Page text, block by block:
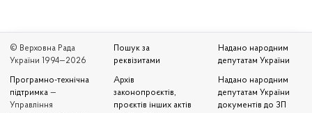
© Верховна Рада
України 1994—2026
Програмно-технічна
підтримка —
Управління
Пошук за
реквізитами
Архів
законопроєктів,
проєктів інших актів
Надано народним
депутатам України
Надано народним
депутатам України
документів до ЗП